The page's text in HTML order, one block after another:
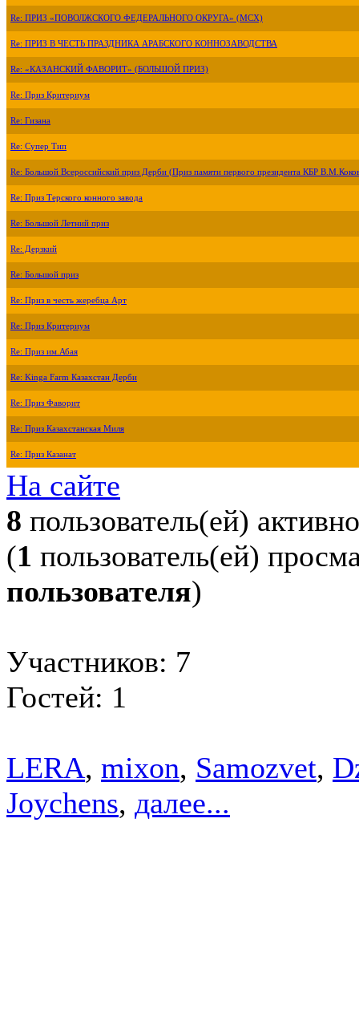
Re: ПРИЗ «ПОВОЛЖСКОГО ФЕДЕРАЛЬНОГО ОКРУГА» (МСХ)
Re: ПРИЗ В ЧЕСТЬ ПРАЗДНИКА АРАБСКОГО КОННОЗАВОДСТВА
Re: «КАЗАНСКИЙ ФАВОРИТ» (БОЛЬШОЙ ПРИЗ)
Re: Приз Критериум
Re: Гизана
Re: Супер Тип
Re: Большой Всероссийский приз Дерби (Приз памяти первого президента КБР
Re: Приз Терского конного завода
Re: Большой Летний приз
Re: Дерзкий
Re: Большой приз
Re: Приз в честь жеребца Арт
Re: Приз Критериум
Re: Приз им.Абая
Re: Kinga Farm Казахстан Дерби
Re: Приз Фаворит
Re: Приз Казахстанская Миля
Re: Приз Казанат
На сайте
8 пользователь(ей) активно
(1 пользователь(ей)
пользователя)
Участников: 7
Гостей: 1
LERA, mixon, Samozvet,
Joychens, далее...